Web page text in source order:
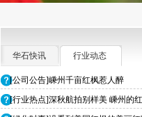
华石快讯 行业动态
[公司公告]嵊州千亩红枫惹人醉
[行业热点]深秋航拍别样美 嵊州的